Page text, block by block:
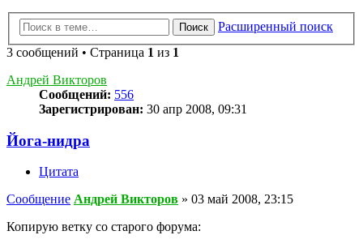
Поиск
Расширенный поиск
3 сообщений • Страница 1 из 1
Андрей Викторов
Сообщений: 556
Зарегистрирован: 30 апр 2008, 09:31
Йога-нидра
Цитата
Сообщение Андрей Викторов » 03 май 2008, 23:15
Копирую ветку со старого форума: